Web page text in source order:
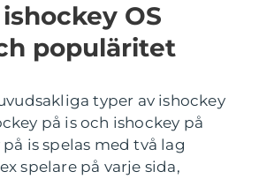
OS
populäritet
typer av ishockey
på is och ishockey på
is spelas med två lag
spelare på varje sida,